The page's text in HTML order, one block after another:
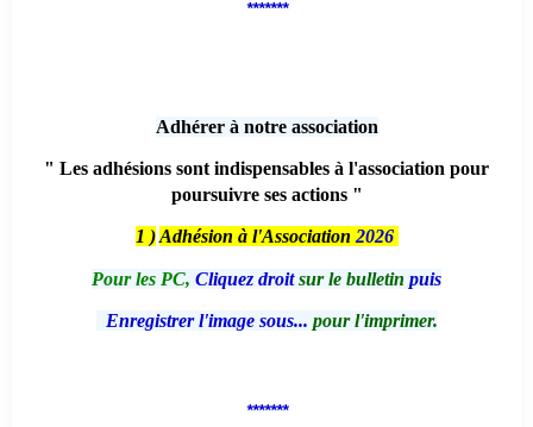
*******
Adhérer à notre association
" Les adhésions sont indispensables à l'association pour
poursuivre ses actions "
1 ) Adhésion à l'Association 2026
Pour les PC, Cliquez droitsur le bulletin puis
Enregistrer l'image sous... pour l'imprimer.
*******